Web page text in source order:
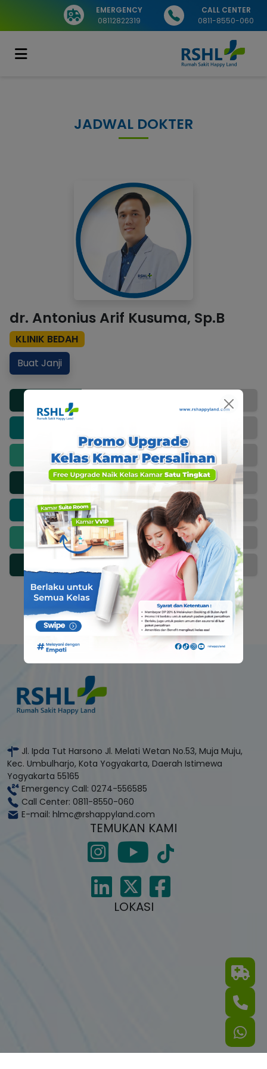
EMERGENCY
08112822319
CALL CENTER
0811-8550-060
JADWAL DOKTER
dr. Antonius Arif Kusuma, Sp.B
KLINIK BEDAH
Buat Janji
Rabu
08:00 - 09:30
Kamis
08:00 - 09:30
Jumat
08:00 - 09:30
Sabtu
-
Jl. Ipda Tut Harsono Jl. Melati Wetan No.53, Muja Muju,
Kec. Umbulharjo, Kota Yogyakarta, Daerah Istimewa
Yogyakarta 55165
Emergency Call: 0274-556585
Call Center: 0811-8550-060
E-mail: hlmc@rshappyland.com
TEMUKAN KAMI
LOKASI